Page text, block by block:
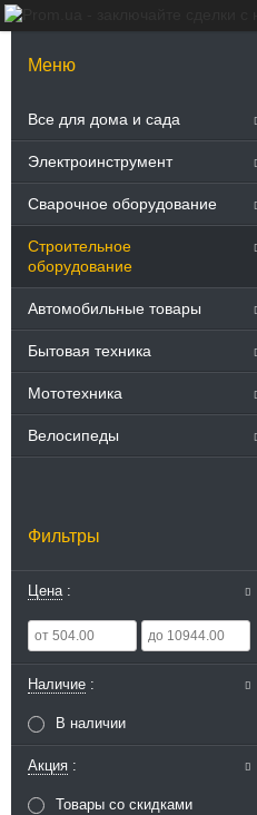
Все для дома и сада
Электроинструмент
Сварочное оборудование
Строительное
оборудование
Автомобильные товары
Бытовая техника
Мототехника
Велосипеды
Фильтры
Цена
Наличие
В наличии
Акция
Товары со скидками